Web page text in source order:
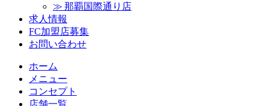
≫ 那覇国際通り店
求人情報
FC加盟店募集
お問い合わせ
ホーム
メニュー
コンセプト
店舗一覧